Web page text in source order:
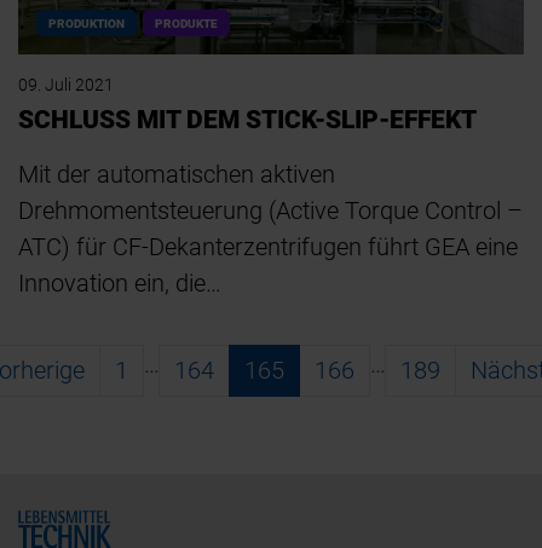
PRODUKTION PRODUKTE
09. Juli 2021
SCHLUSS MIT DEM STICK-SLIP-EFFEKT
Mit der automatischen aktiven
Drehmomentsteuerung (Active Torque Control –
ATC) für CF-Dekanterzentrifugen führt GEA eine
Innovation ein, die…
1 … 164 165 166 … 189
Home